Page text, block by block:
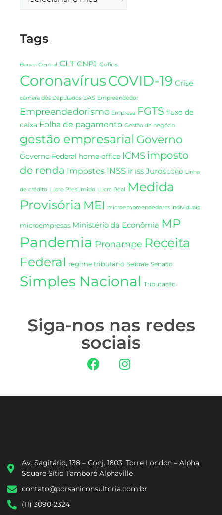
Tags
Banco Central CLT CNPJ Cofins
CoronavírusCOVID-19 Crise
câmara dos Deputados DAS Empreendedor
Empreendedorismo Empresa FGTS fluxo de
caixa Folha de pagamento Gestão de negócio
gestão empresarial Governo
Governo Federal home office ICMS imposto
de renda Impostos INSS ir ISS Juros LGPD Linha
de crédito Lucro Presumido Lucro Real
Medida
Provisória MEI microempreendedores individuais
microempresas Ministério da Econômia MP
Pandemia Pronampe Receita
Federal regime tributário Sebrae Senado
Simples Nacional Tributação
Siga-nos nas redes
sociais
Av. Sagitário, 138 – Conj. 1803. Torre London – Alpha
Square Sítio Tamboré Alphaville
contato@porsaniconsultoria.com.br